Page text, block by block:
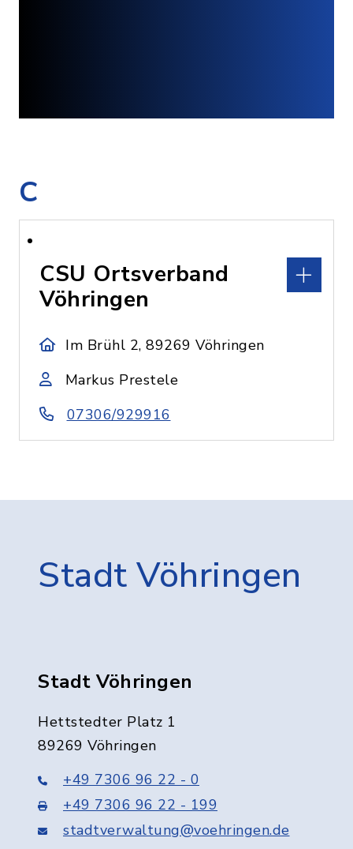
C
CSU Ortsverband
Vöhringen
Im Brühl 2, 89269 Vöhringen
Markus Prestele
07306/929916
Stadt Vöhringen
Stadt Vöhringen
Hettstedter Platz 1
89269 Vöhringen
+49 7306 96 22 - 0
+49 7306 96 22 - 199
stadtverwaltung@voehringen.de